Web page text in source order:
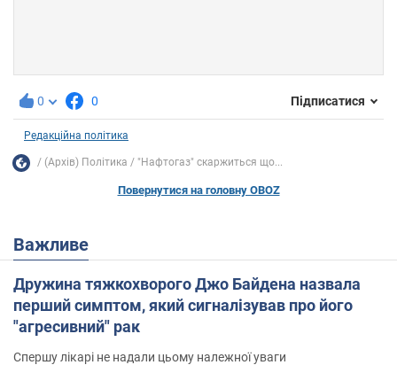
0 0 Підписатися
Редакційна політика
(Архів) Політика "Нафтогаз" скаржиться що...
Повернутися на головну OBOZ
Важливе
Дружина тяжкохворого Джо Байдена назвала
перший симптом, який сигналізував про його
"агресивний" рак
Спершу лікарі не надали цьому належної уваги